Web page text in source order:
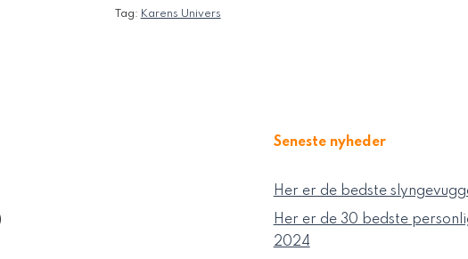
Tag: Karens Univers
Seneste nyheder
Her er de bedste
Her er de 30 bedste
2024